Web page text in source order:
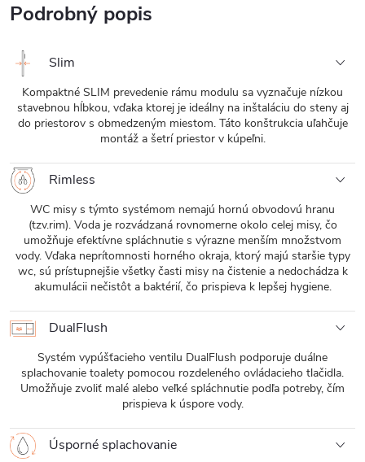
Podrobný popis
Slim
Kompaktné SLIM prevedenie rámu modulu sa vyznačuje nízkou
stavebnou hĺbkou, vďaka ktorej je ideálny na inštaláciu do steny aj
do priestorov s obmedzeným miestom. Táto konštrukcia uľahčuje
montáž a šetrí priestor v kúpeľni.
Rimless
WC misy s týmto systémom nemajú hornú obvodovú hranu
(tzv.rim). Voda je rozvádzaná rovnomerne okolo celej misy, čo
umožňuje efektívne spláchnutie s výrazne menším množstvom
vody. Vďaka neprítomnosti horného okraja, ktorý majú staršie typy
wc, sú prístupnejšie všetky časti misy na čistenie a nedochádza k
akumulácii nečistôt a baktérií, čo prispieva k lepšej hygiene.
DualFlush
Systém vypúšťacieho ventilu DualFlush podporuje duálne
splachovanie toalety pomocou rozdeleného ovládacieho tlačidla.
Umožňuje zvoliť malé alebo veľké spláchnutie podľa potreby, čím
prispieva k úspore vody.
Úsporné splachovanie